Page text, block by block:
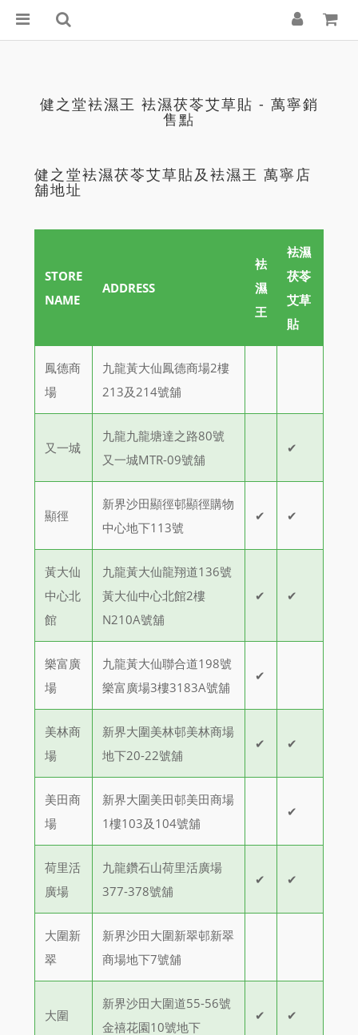
健之堂袪濕王 袪濕茯苓艾草貼 - 萬寧銷
售點
健之堂袪濕茯苓艾草貼及袪濕王 萬寧店
舖地址
STORE
NAME
ADDRESS
袪
濕
王
袪濕
茯苓
艾草
貼
鳳德商
場
九龍黃大仙鳳德商場2樓
213及214號舖
又一城
九龍九龍塘達之路80號
又一城MTR-09號舖
✔
顯徑
新界沙田顯徑邨顯徑購物
中心地下113號
✔ ✔
黃大仙
中心北
館
九龍黃大仙龍翔道136號
黃大仙中心北館2樓
N210A號舖
✔ ✔
樂富廣
場
九龍黃大仙聯合道198號
樂富廣場3樓3183A號舖
✔
美林商
場
新界大圍美林邨美林商場
地下20-22號舖
✔ ✔
美田商
場
新界大圍美田邨美田商場
1樓103及104號舖
✔
荷里活
廣場
九龍鑽石山荷里活廣場
377-378號舖
✔ ✔
大圍新
翠
新界沙田大圍新翠邨新翠
商場地下7號舖
大圍
新界沙田大圍道55-56號
金禧花園10號地下
✔ ✔